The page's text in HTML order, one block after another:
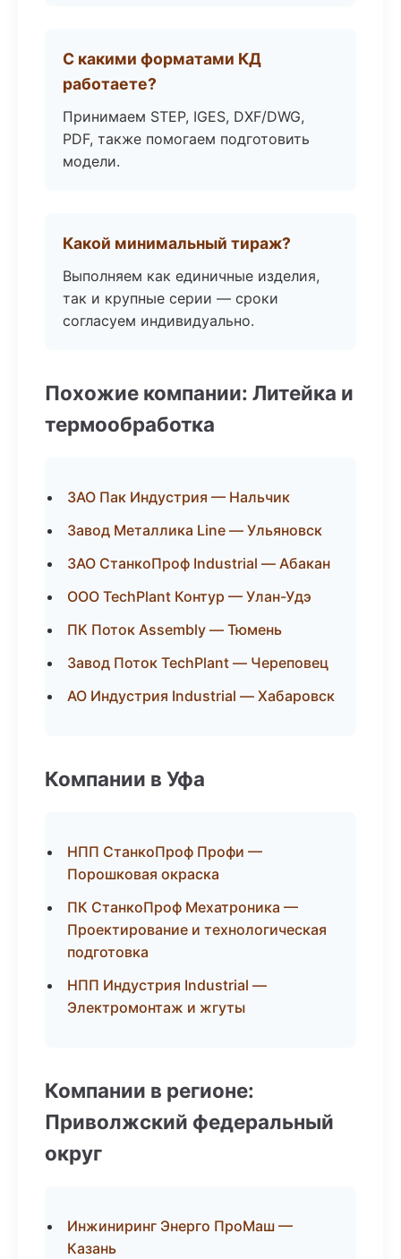
С какими форматами КД
работаете?
Принимаем STEP, IGES, DXF/DWG,
PDF, также помогаем подготовить
модели.
Какой минимальный тираж?
Выполняем как единичные изделия,
так и крупные серии — сроки
согласуем индивидуально.
Похожие компании: Литейка и
термообработка
ЗАО Пак Индустрия — Нальчик
Завод Металлика Line — Ульяновск
ЗАО СтанкоПроф Industrial — Абакан
ООО TechPlant Контур — Улан-Удэ
ПК Поток Assembly — Тюмень
Завод Поток TechPlant — Череповец
АО Индустрия Industrial — Хабаровск
Компании в Уфа
НПП СтанкоПроф Профи —
Порошковая окраска
ПК СтанкоПроф Мехатроника —
Проектирование и технологическая
подготовка
НПП Индустрия Industrial —
Электромонтаж и жгуты
Компании в регионе:
Приволжский федеральный
округ
Инжиниринг Энерго ПроМаш —
Казань